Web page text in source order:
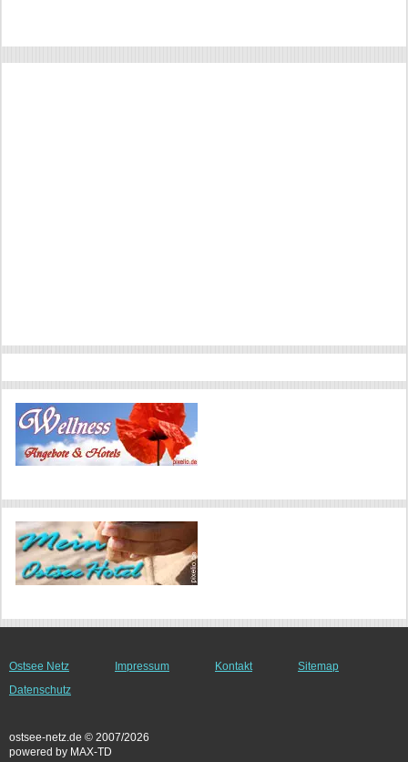
Ostsee Netz Impressum Kontakt
Sitemap
Datenschutz
ostsee-netz.de © 2007/2026
powered by MAX-TD